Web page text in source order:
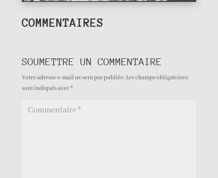
COMMENTAIRES
SOUMETTRE UN COMMENTAIRE
Votre adresse e-mail ne sera pas publiée. Les champs obligatoires
sont indiqués avec*